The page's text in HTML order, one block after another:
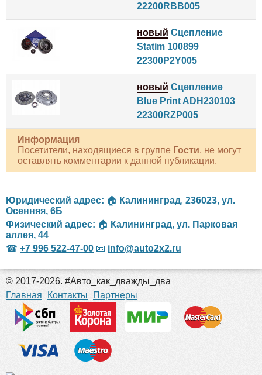
22200RBB005
новый Сцепление
Statim 100899
22300P2Y005
новый Сцепление
Blue Print ADH230103
22300RZP005
Информация
Посетители, находящиеся в группе Гости, не могут
оставлять комментарии к данной публикации.
Юридический адрес: 🏠 Калининград, 236023, ул.
Осенняя, 6Б
Физический адрес: 🏠 Калининград, ул. Парковая
аллея, 44
☎ +7 996 522-47-00 📧 info@auto2x2.ru
© 2017-2026. #Авто_как_дважды_два
Главная
Контакты Партнеры